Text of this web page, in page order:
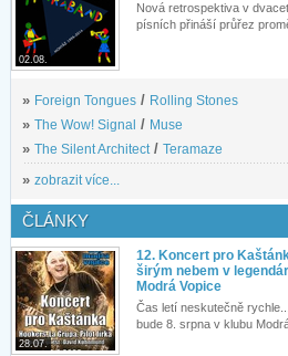
02.08.
Nová retrospektiva v
písních přináší průřez
» Foreign Tongues / Rolling Stones
» The Wow! Signal / Muse
» The Silent Architect / Teramaze
» zobrazit více...
ČLÁNKY
28.07.
12. Koncert pro
širým nebem v
Modrá Vopice
Čas letí neskutečně
bude 8. srpna v klubu